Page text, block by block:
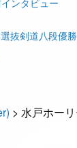
ンタビュー
抜剣道八段優
> 水戸ホー